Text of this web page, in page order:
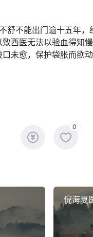
舒不能出门逾十五年
西医无法以验血得知
未愈，保护袋胀而欲动
0
倪海夏